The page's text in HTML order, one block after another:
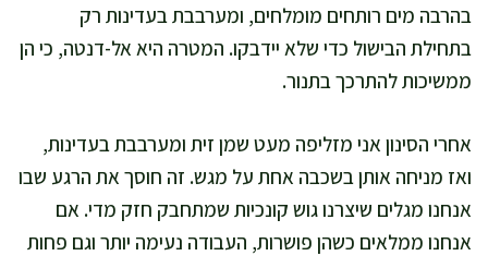
בהרבה מים רותחים מומלחים, ומערבבת בעדינות רק
בתחילת הבישול כדי שלא יידבקו. המטרה היא אל-דנטה, כי הן
ממשיכות להתרכך בתנור.
אחרי הסינון אני מזליפה מעט שמן זית ומערבבת בעדינות,
ואז מניחה אותן בשכבה אחת על מגש. זה חוסך את הרגע שבו
אנחנו מגלים שיצרנו גוש קונכיות שמתחבק חזק מדי. אם
אנחנו ממלאים כשהן פושרות, העבודה נעימה יותר וגם פחות